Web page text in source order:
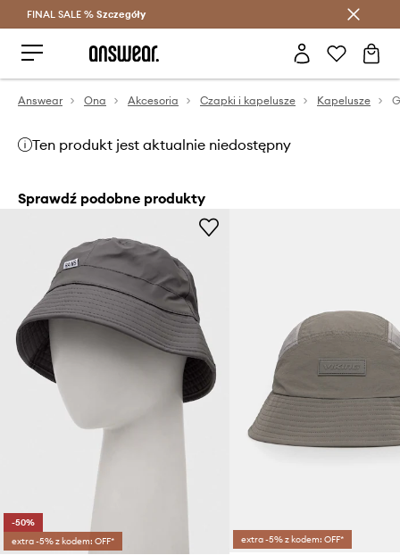
Oszczędzaj z Answear Club >
FINAL SALE % Szczegóły
Answear Ona Akcesoria Czapki i kapelusze Kapelusze
Ten produkt jest aktualnie niedostępny
Sprawdź podobne produkty
-50%
extra -5% z kodem: OFF*
extra -5% z kodem: OFF*